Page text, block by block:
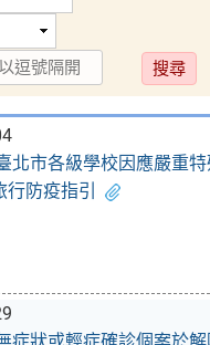
送
出
北市各級學校因應嚴重
防疫指引